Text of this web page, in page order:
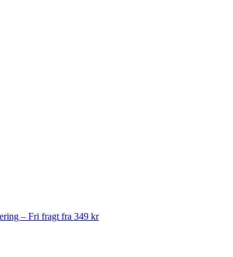
– Fri fragt fra 349 kr